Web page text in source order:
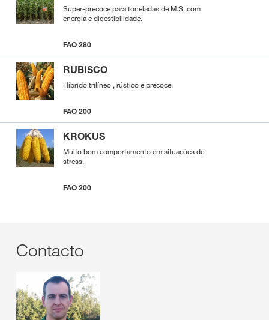
Super-precoce para toneladas de M.S. com
energia e digestibilidade.
FAO 280
RUBISCO
Híbrido trilíneo , rústico e precoce.
FAO 200
KROKUS
Muito bom comportamento em situacões de
stress.
FAO 200
Contacto